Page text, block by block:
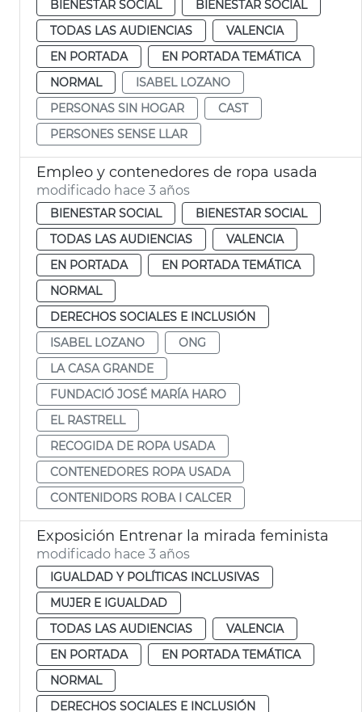
BIENESTAR SOCIAL
BIENESTAR SOCIAL
TODAS LAS AUDIENCIAS
VALENCIA
EN PORTADA
EN PORTADA TEMÁTICA
NORMAL
ISABEL LOZANO
PERSONAS SIN HOGAR
CAST
PERSONES SENSE LLAR
Empleo y contenedores de ropa usada
modificado hace 3 años
BIENESTAR SOCIAL
BIENESTAR SOCIAL
TODAS LAS AUDIENCIAS
VALENCIA
EN PORTADA
EN PORTADA TEMÁTICA
NORMAL
DERECHOS SOCIALES E INCLUSIÓN
ISABEL LOZANO
ONG
LA CASA GRANDE
FUNDACIÓ JOSÉ MARÍA HARO
EL RASTRELL
RECOGIDA DE ROPA USADA
CONTENEDORES ROPA USADA
CONTENIDORS ROBA I CALCER
Exposición Entrenar la mirada feminista
modificado hace 3 años
IGUALDAD Y POLÍTICAS INCLUSIVAS
MUJER E IGUALDAD
TODAS LAS AUDIENCIAS
VALENCIA
EN PORTADA
EN PORTADA TEMÁTICA
NORMAL
DERECHOS SOCIALES E INCLUSIÓN